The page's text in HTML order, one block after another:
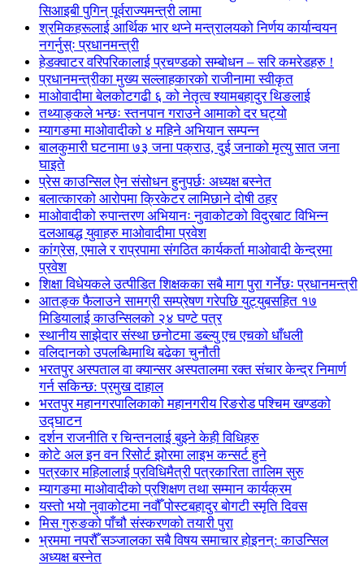
सिआइबी पुगिन् पूर्वराज्यमन्त्री लामा
श्रमिकहरूलाई आर्थिक भार थप्ने मन्त्रालयको निर्णय कार्यान्वयन
नगर्नुस्ः प्रधानमन्त्री
हेडक्वाटर वरिपरिकालाई प्रचण्डको सम्बोधन – सरि कमरेडहरु !
प्रधानमन्त्रीका मुख्य सल्लाहकारको राजीनामा स्वीकृत
माओवादीमा बेलकोटगढी ६ को नेतृत्व श्यामबहादुर थिङलाई
तथ्याङ्कले भन्छः स्तनपान गराउने आमाको दर घट्यो
म्यागङमा माओवादीको ४ महिने अभियान सम्पन्न
बालकुमारी घटनामा ७३ जना पक्राउ, दुई जनाको मृत्यु सात जना
घाइते
प्रेस काउन्सिल ऐन संसोधन हुनुपर्छः अध्यक्ष बस्नेत
बलात्कारको आरोपमा क्रिकेटर लामिछाने दोषी ठहर
माओवादीको रुपान्तरण अभियानः नुवाकोटको विदुरबाट विभिन्न
दलआबद्ध युवाहरु माओवादीमा प्रवेश
कांग्रेस, एमाले र राप्रपामा संगठित कार्यकर्ता माओवादी केन्द्रमा
प्रवेश
शिक्षा विधेयकले उत्पीडित शिक्षकका सबै माग पुरा गर्नेछः प्रधानमन्त्री
आतङ्क फैलाउने सामग्री सम्प्रेषण गरेपछि युट्युबसहित १७
मिडियालाई काउन्सिलको २४ घण्टे पत्र
स्थानीय साझेदार संस्था छनोटमा डब्ल्यु एच एचको धाँधली
वलिदानको उपलब्धिमाथि बढेका चुनौती
भरतपुर अस्पताल वा क्यान्सर अस्पतालमा रक्त संचार केन्द्र निमार्ण
गर्न सकिन्छ: प्रमुख दाहाल
भरतपुर महानगरपालिकाको महानगरीय रिङरोड पश्चिम खण्डको
उद्घाटन
दर्शन राजनीति र चिन्तनलाई बुझ्ने केही विधिहरु
कोटे अल इन वन रिसोर्ट झोरमा लाइभ कन्सर्ट हुने
पत्रकार महिलालाई प्रविधिमैत्री पत्रकारिता तालिम सुरु
म्यागङमा माओवादीको प्रशिक्षण तथा सम्मान कार्यक्रम
यस्तो भयो नुवाकोटमा नवौँ पोस्टबहादुर बोगटी स्मृति दिवस
मिस गुरुङको पाँचौ संस्करणको तयारी पुरा
भ्रममा नपरौँ सञ्जालका सबै विषय समाचार होइनन्: काउन्सिल
अध्यक्ष बस्नेत